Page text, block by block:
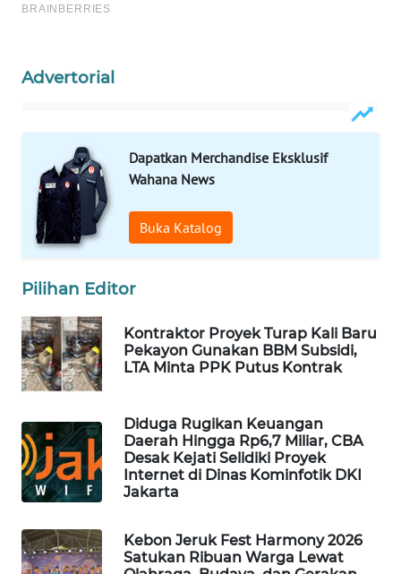
Advertorial
Dapatkan Merchandise Eksklusif
Wahana News
Buka Katalog
Pilihan Editor
Kontraktor Proyek Turap Kali Baru
Pekayon Gunakan BBM Subsidi,
LTA Minta PPK Putus Kontrak
Diduga Rugikan Keuangan
Daerah Hingga Rp6,7 Miliar, CBA
Desak Kejati Selidiki Proyek
Internet di Dinas Kominfotik DKI
Jakarta
Kebon Jeruk Fest Harmony 2026
Satukan Ribuan Warga Lewat
MASYARAKAT
WALINKI
ID
MAWAKA
ID
MARTABAT
PLN
WATCH
MKLI
LPKKI
KOPEKLIN